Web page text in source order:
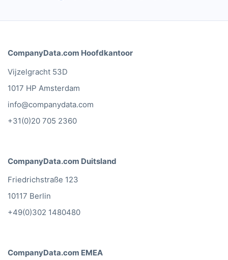
CompanyData.com Hoofdkantoor
Vijzelgracht 53D
1017 HP Amsterdam
info@companydata.com
+31(0)20 705 2360
CompanyData.com Duitsland
Friedrichstraße 123
10117 Berlin
+49(0)302 1480480
CompanyData.com EMEA